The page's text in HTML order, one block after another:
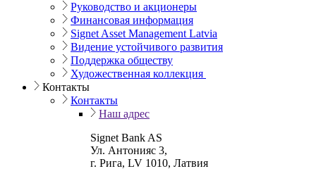
Руководство и акционеры
Финансовая информация
Signet Asset Management Latvia
Видение устойчивого развития
Поддержка обществу
Художественная коллекция
Контакты
Контакты
Наш адрес
Signet Bank AS
Ул. Антонияс 3,
г. Рига, LV 1010, Латвия